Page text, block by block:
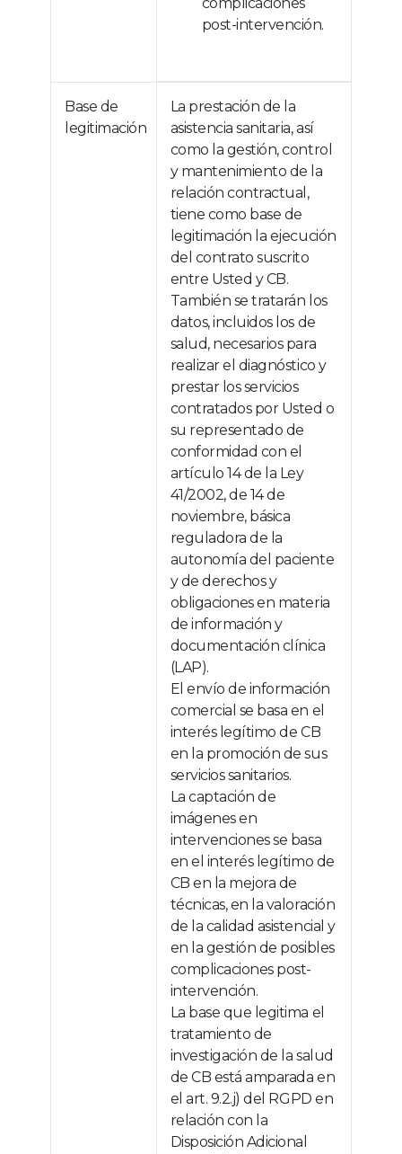
post-intervención.
Base de
legitimación
La prestación de la
asistencia sanitaria, así
como la gestión, control
y mantenimiento de la
relación contractual,
tiene como base de
legitimación la ejecución
del contrato suscrito
entre Usted y CB.
También se tratarán los
datos, incluidos los de
salud, necesarios para
realizar el diagnóstico y
prestar los servicios
contratados por Usted o
su representado de
conformidad con el
artículo 14 de la Ley
41/2002, de 14 de
noviembre, básica
reguladora de la
autonomía del paciente
y de derechos y
obligaciones en materia
de información y
documentación clínica
(LAP).
El envío de información
comercial se basa en el
interés legítimo de CB
en la promoción de sus
servicios sanitarios.
La captación de
imágenes en
intervenciones se basa
en el interés legítimo de
CB en la mejora de
técnicas, en la valoración
de la calidad asistencial y
en la gestión de posibles
complicaciones post-
intervención.
La base que legitima el
tratamiento de
investigación de la salud
de CB está amparada en
el art. 9.2.j) del RGPD en
relación con la
Disposición Adicional